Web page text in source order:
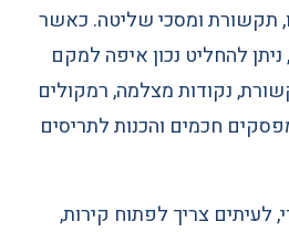
תקשורת ומסכי שליטה. כאשר
להחליט נכון איפה למקם
נקודות מצלמה, רמקולים
חכמים והכנות לתריסים
לעיתים צריך לפתוח קירות,